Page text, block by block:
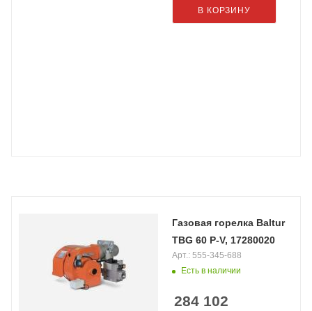
В КОРЗИНУ
Газовая горелка Baltur
TBG 60 P-V, 17280020
Есть в наличии
Арт.: 555-345-688
284 102